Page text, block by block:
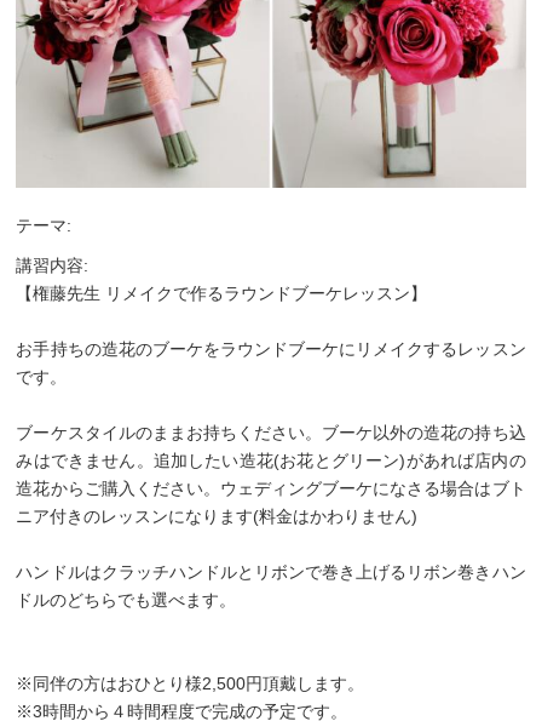
テーマ:
講習内容:
【権藤先生 リメイクで作るラウンドブーケレッスン】
お手持ちの造花のブーケをラウンドブーケにリメイクするレッスン
です。
ブーケスタイルのままお持ちください。ブーケ以外の造花の持ち込
みはできません。追加したい造花(お花とグリーン)があれば店内の
造花からご購入ください。ウェディングブーケになさる場合はブト
ニア付きのレッスンになります(料金はかわりません)
ハンドルはクラッチハンドルとリボンで巻き上げるリボン巻きハン
ドルのどちらでも選べます。
※同伴の方はおひとり様2,500円頂戴します。
※3時間から４時間程度で完成の予定です。